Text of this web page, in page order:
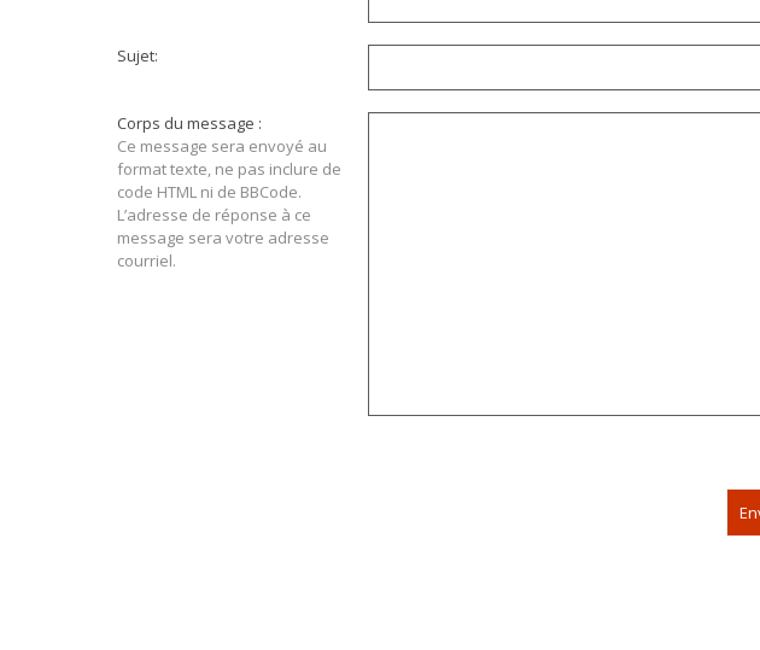
Sujet:
Corps du message :
Ce message sera envoyé au
format texte, ne pas inclure de
code HTML ni de BBCode.
L’adresse de réponse à ce
message sera votre adresse
courriel.